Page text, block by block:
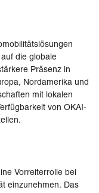
die globale
Präsenz in
Nordamerika und
mit lokalen
von OKAI-
Vorreiterrolle bei
einzunehmen. Das